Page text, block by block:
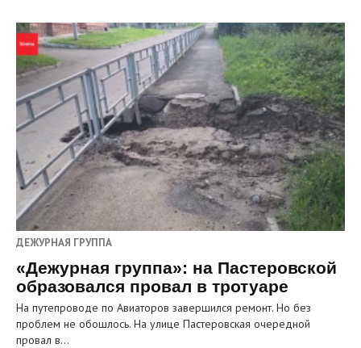
ДЕЖУРНАЯ ГРУППА
«Дежурная группа»: на Пастеровской
образовался провал в тротуаре
На путепроводе по Авиаторов завершился ремонт. Но без
проблем не обошлось. На улице Пастеровская очередной
провал в…